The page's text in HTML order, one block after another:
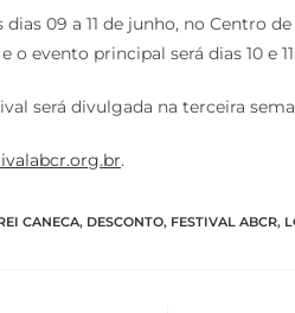
09 a 11 de junho, no Centro
o evento principal será dias 10 e
será divulgada na terceira
.
CANECA, DESCONTO, FESTIVAL ABCR,